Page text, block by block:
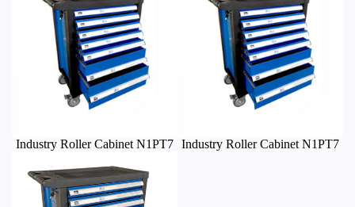
Industry Roller Cabinet N1PT7 Industry Roller Cabinet N1PT7